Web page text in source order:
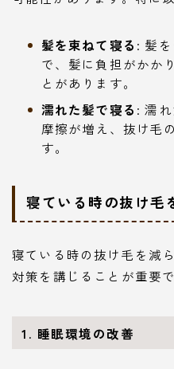
髪を束ねて寝る : 髪
で、髪に負担がかか
とがあります。
濡れた髪で寝る : 濡
摩擦が増え、抜け毛
す。
寝ている時の抜け毛
寝ている時の抜け毛を減
対策を講じることが重要で
1. 睡眠環境の改善